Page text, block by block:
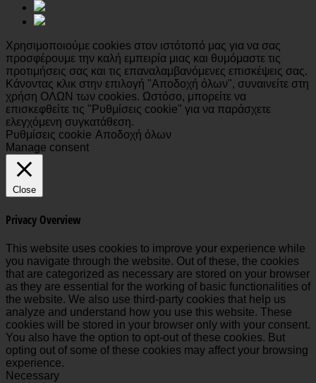
Χρησιμοποιούμε cookies στον ιστότοπό μας για να σας
προσφέρουμε την καλή εμπειρία μιας και θυμόμαστε τις
προτιμήσεις σας και τις επαναλαμβανόμενες επισκέψεις σας.
Κάνοντας κλικ στην επιλογή "Αποδοχή όλων", συναινείτε στη
χρήση ΟΛΩΝ των cookies. Ωστόσο, μπορείτε να
επισκεφθείτε τις "Ρυθμίσεις cookie" για να παράσχετε
ελεγχόμενη συγκατάθεση.
Ρυθμίσεις cookie Αποδοχή όλων
Manage consent
Close
Privacy Overview
This website uses cookies to improve your experience while
you navigate through the website. Out of these, the cookies
that are categorized as necessary are stored on your browser
as they are essential for the working of basic functionalities of
the website. We also use third-party cookies that help us
analyze and understand how you use this website. These
cookies will be stored in your browser only with your consent.
You also have the option to opt-out of these cookies. But
opting out of some of these cookies may affect your browsing
experience.
Necessary